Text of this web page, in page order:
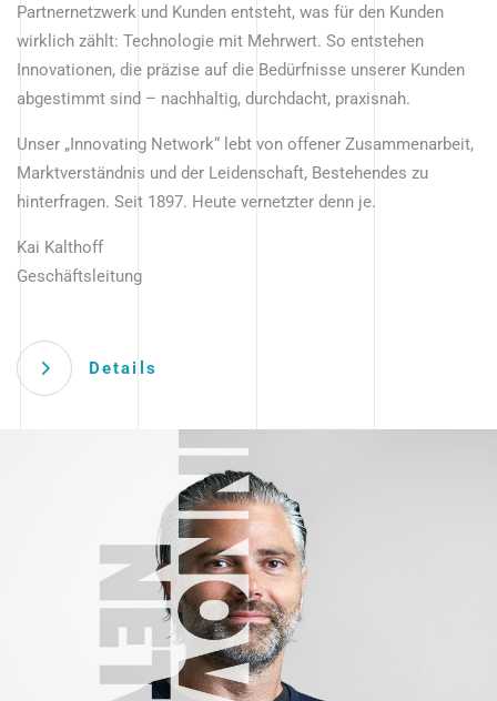
Partnernetzwerk und Kunden entsteht, was für den Kunden
wirklich zählt: Technologie mit Mehrwert. So entstehen
Innovationen, die präzise auf die Bedürfnisse unserer Kunden
abgestimmt sind – nachhaltig, durchdacht, praxisnah.
Unser „Innovating Network“ lebt von offener Zusammenarbeit,
Marktverständnis und der Leidenschaft, Bestehendes zu
hinterfragen. Seit 1897. Heute vernetzter denn je.
Kai Kalthoff
Geschäftsleitung
Details